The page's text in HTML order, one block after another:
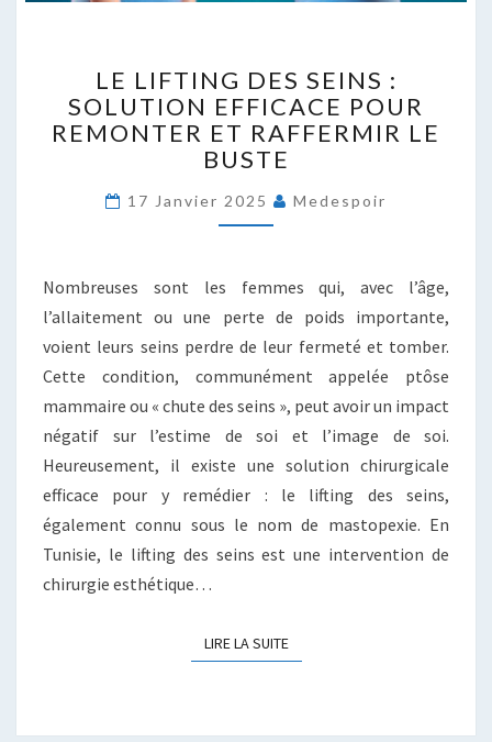
LIFTING
DES
SEINS
:
EFFICACE
POUR
RAFFERMIR
LE
BUSTE
LE LIFTING DES SEINS :
SOLUTION EFFICACE POUR
REMONTER ET RAFFERMIR LE
BUSTE
17 Janvier 2025 Medespoir
Nombreuses sont les femmes qui, avec l’âge,
l’allaitement ou une perte de poids importante,
voient leurs seins perdre de leur fermeté et tomber.
Cette condition, communément appelée ptôse
mammaire ou « chute des seins », peut avoir un impact
négatif sur l’estime de soi et l’image de soi.
Heureusement, il existe une solution chirurgicale
efficace pour y remédier : le lifting des seins,
également connu sous le nom de mastopexie. En
Tunisie, le lifting des seins est une intervention de
chirurgie esthétique…
LIRE LA SUITELIRE LA SUITE